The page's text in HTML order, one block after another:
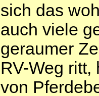
sich das
auch viele
geraumer
RV-Weg
von